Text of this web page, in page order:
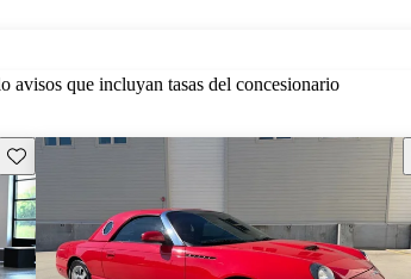
avisos que incluyan tasas del concesionario
Guarda este Aviso